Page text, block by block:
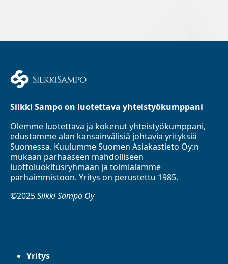
Silkki Sampo on luotettava yhteistyökumppani
Olemme luotettava ja kokenut yhteistyökumppani,
edustamme alan kansainvälisiä johtavia yrityksiä
Suomessa. Kuulumme Suomen Asiakastieto Oy:n
mukaan parhaaseen mahdolliseen
luottoluokitusryhmään ja toimialamme
parhaimmistoon. Yritys on perustettu 1985.
©2025Silkki Sampo Oy
Yritys